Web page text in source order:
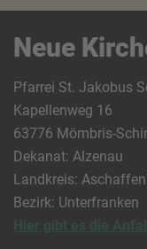
Neue
Pfarrei St. Jakobus
Kapellenweg 16
63776 Mömbris-
Dekanat: Alzenau
Landkreis:
Bezirk: Unterfranken